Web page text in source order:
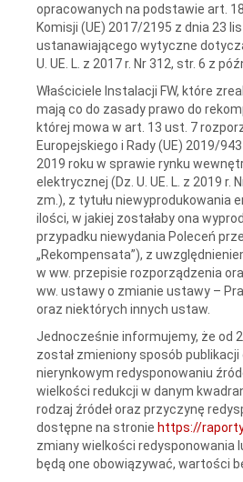
opracowanych na podstawie art.
Komisji (UE) 2017/2195 z dnia 23
ustanawiającego wytyczne
U. UE. L. z 2017 r. Nr 312, str. 6 z
Właściciele Instalacji FW, które
mają co do zasady prawo do
której mowa w art. 13 ust. 7
Europejskiego i Rady (UE) 2019/
2019 roku w sprawie rynku
elektrycznej (Dz. U. UE. L. z 2019 r.
zm.), z tytułu niewyprodukowania
ilości, w jakiej zostałaby ona
przypadku niewydania Poleceń
„Rekompensata”), z
w ww. przepisie rozporządzenia
ww. ustawy o zmianie ustawy –
oraz niektórych innych ustaw.
Jednocześnie informujemy, że od
został zmieniony sposób publikacji
nierynkowym redysponowaniu
wielkości redukcji w danym
rodzaj źródeł oraz przyczynę
dostępne na stronie https://
zmiany wielkości redysponowania
będą one obowiązywać, wartości